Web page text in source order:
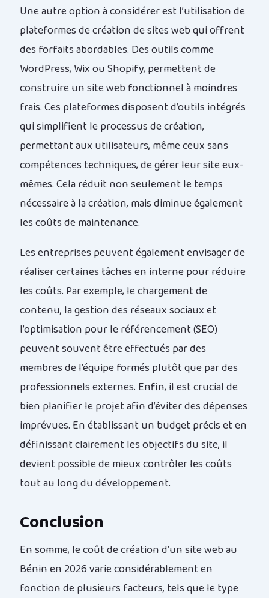
Une autre option à considérer est l’utilisation de
plateformes de création de sites web qui offrent
des forfaits abordables. Des outils comme
WordPress, Wix ou Shopify, permettent de
construire un site web fonctionnel à moindres
frais. Ces plateformes disposent d’outils intégrés
qui simplifient le processus de création,
permettant aux utilisateurs, même ceux sans
compétences techniques, de gérer leur site eux-
mêmes. Cela réduit non seulement le temps
nécessaire à la création, mais diminue également
les coûts de maintenance.
Les entreprises peuvent également envisager de
réaliser certaines tâches en interne pour réduire
les coûts. Par exemple, le chargement de
contenu, la gestion des réseaux sociaux et
l’optimisation pour le référencement (SEO)
peuvent souvent être effectués par des
membres de l’équipe formés plutôt que par des
professionnels externes. Enfin, il est crucial de
bien planifier le projet afin d’éviter des dépenses
imprévues. En établissant un budget précis et en
définissant clairement les objectifs du site, il
devient possible de mieux contrôler les coûts
tout au long du développement.
Conclusion
En somme, le coût de création d’un site web au
Bénin en 2026 varie considérablement en
fonction de plusieurs facteurs, tels que le type